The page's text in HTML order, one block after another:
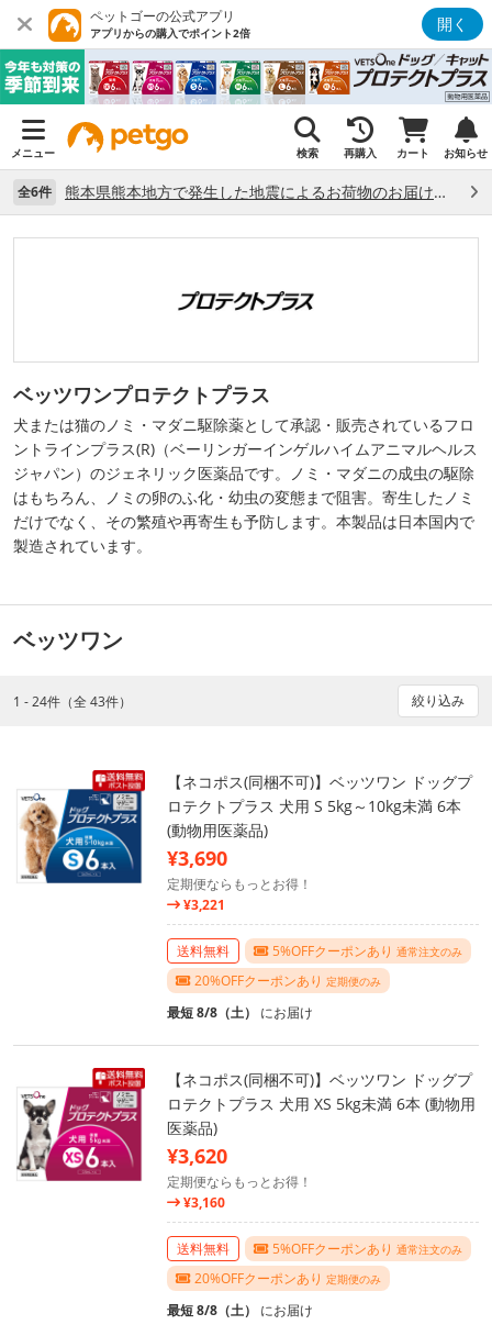
ペットゴーの公式アプリ
アプリからの購入でポイント2倍 開く
メニュー 検索 再購入 カート お知らせ
全6件 熊本県熊本地方で発生した地震によるお荷物のお届け状況について （7/28）
ベッツワンプロテクトプラス
犬または猫のノミ・マダニ駆除薬として承認・販売されているフロ
ントラインプラス(R)（ベーリンガーインゲルハイムアニマルヘルス
ジャパン）のジェネリック医薬品です。ノミ・マダニの成虫の駆除
はもちろん、ノミの卵のふ化・幼虫の変態まで阻害。寄生したノミ
だけでなく、その繁殖や再寄生も予防します。本製品は日本国内で
製造されています。
ベッツワン
1 - 24件（全 43件） 絞り込み
【ネコポス(同梱不可)】ベッツワン ドッグプ
ロテクトプラス 犬用 S 5kg～10kg未満 6本
(動物用医薬品)
¥3,690
定期便ならもっとお得！
¥3,221
送料無料 5%OFFクーポンあり 通常注文のみ
20%OFFクーポンあり 定期便のみ
最短 8/8（土） にお届け
【ネコポス(同梱不可)】ベッツワン ドッグプ
ロテクトプラス 犬用 XS 5kg未満 6本 (動物用
医薬品)
¥3,620
定期便ならもっとお得！
¥3,160
送料無料 5%OFFクーポンあり 通常注文のみ
20%OFFクーポンあり 定期便のみ
最短 8/8（土） にお届け